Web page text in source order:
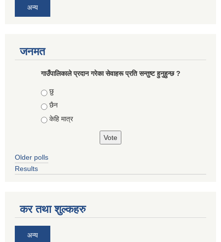
अन्य
जनमत
गाउँपालिकाले प्रदान गरेका सेवाहरू प्रति सन्तुष्ट हुनुहुन्छ ?
Choices
छु
छैन
केहि मात्र
Older polls
Results
कर तथा शुल्कहरु
अन्य